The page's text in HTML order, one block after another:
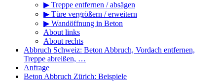
▶ Treppe entfernen / absägen
▶ Türe vergrößern / erweitern
▶ Wandöffnung in Beton
About links
About rechts
Abbruch Schweiz: Beton Abbruch, Vordach entfernen,
Treppe abreißen, …
Anfrage
Beton Abbruch Zürich: Beispiele